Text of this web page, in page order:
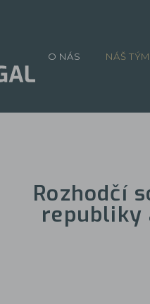
Rozhodčí
republiky
O NÁS NÁŠ TÝM